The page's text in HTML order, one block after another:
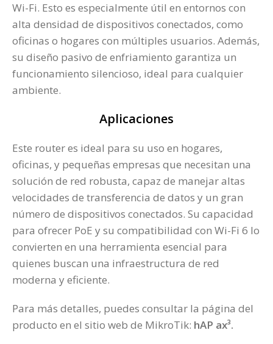
Wi-Fi. Esto es especialmente útil en entornos con
alta densidad de dispositivos conectados, como
oficinas o hogares con múltiples usuarios. Además,
su diseño pasivo de enfriamiento garantiza un
funcionamiento silencioso, ideal para cualquier
ambiente.
Aplicaciones
Este router es ideal para su uso en hogares,
oficinas, y pequeñas empresas que necesitan una
solución de red robusta, capaz de manejar altas
velocidades de transferencia de datos y un gran
número de dispositivos conectados. Su capacidad
para ofrecer PoE y su compatibilidad con Wi-Fi 6 lo
convierten en una herramienta esencial para
quienes buscan una infraestructura de red
moderna y eficiente.
Para más detalles, puedes consultar la página del
producto en el sitio web de MikroTik: hAP ax³.